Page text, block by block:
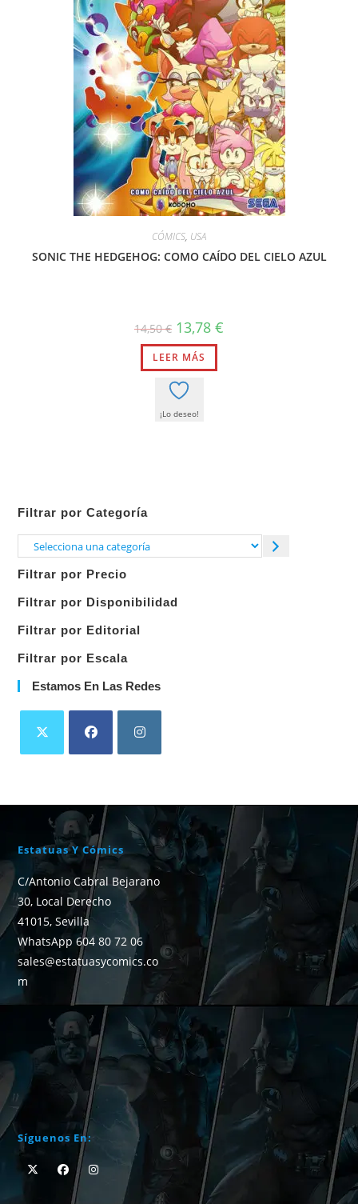
CÓMICS, USA
SONIC THE HEDGEHOG: COMO CAÍDO DEL CIELO AZUL
14,50€ El
precio
original
era:
14,50 €.
13,78 €
LEER MÁS
¡Lo deseo!
Filtrar por Categoría
Selecciona
categoría
Filtrar por Precio
Filtrar por Disponibilidad
Filtrar por Editorial
Filtrar por Escala
Estamos En Las Redes
Estatuas Y Cómics
C/Antonio Cabral Bejarano
30, Local Derecho
41015, Sevilla
WhatsApp 604 80 72 06
sales@estatuasycomics.co
m
Síguenos En: